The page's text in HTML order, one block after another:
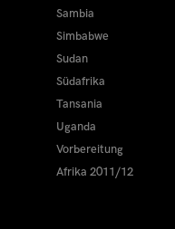
Sambia
Simbabwe
Sudan
Südafrika
Tansania
Uganda
Vorbereitung
Afrika 2011/12